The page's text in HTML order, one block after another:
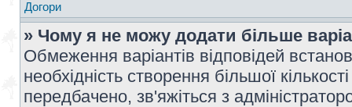
Догори
» Чому я не можу додати більше
Обмеження варіантів відповідей
необхідність створення більшої
передбачено, зв'яжіться з